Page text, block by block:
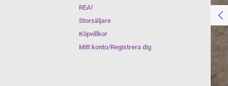
REA!
Storsäljare
Köpvillkor
Mitt konto/Registrera dig